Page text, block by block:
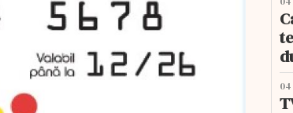
04